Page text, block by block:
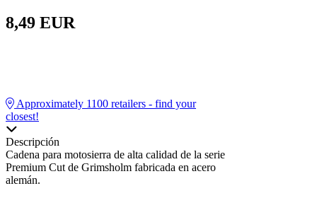
8,49 EUR
Approximately 1100 retailers - find your
closest!
Descripción
Cadena para motosierra de alta calidad de la serie
Premium Cut de Grimsholm fabricada en acero
alemán.